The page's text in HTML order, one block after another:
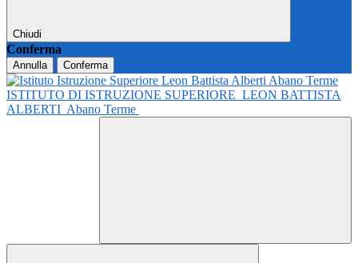
Chiudi
Conferma
Annulla Conferma
ISTITUTO DI ISTRUZIONE SUPERIORE LEON BATTISTA
ALBERTI Abano Terme